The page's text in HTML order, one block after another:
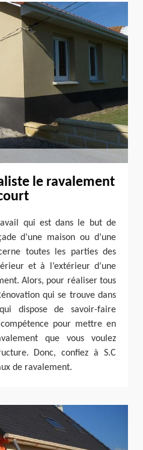
le ravalement
qui est dans le but de
d’une maison ou d’une
toutes les parties des
et à l’extérieur d’une
Alors, pour réaliser tous
qui se trouve dans
dispose de savoir-faire
pour mettre en
que vous voulez
Donc, confiez à S.C
de ravalement.